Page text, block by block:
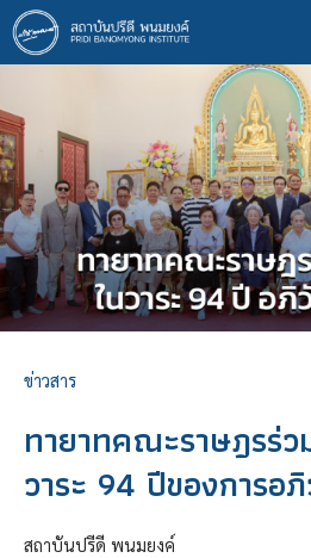
ข้าม
ไป
ยัง
หลัก
ข่าวสาร
ทายาทคณะราษฎรร่
วาระ 94 ปีของการ
สถาบันปรีดี พนมยงค์